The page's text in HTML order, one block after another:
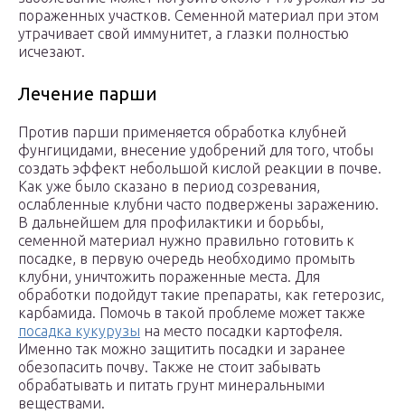
пораженных участков. Семенной материал при этом
утрачивает свой иммунитет, а глазки полностью
исчезают.
Лечение парши
Против парши применяется обработка клубней
фунгицидами, внесение удобрений для того, чтобы
создать эффект небольшой кислой реакции в почве.
Как уже было сказано в период созревания,
ослабленные клубни часто подвержены заражению.
В дальнейшем для профилактики и борьбы,
семенной материал нужно правильно готовить к
посадке, в первую очередь необходимо промыть
клубни, уничтожить пораженные места. Для
обработки подойдут такие препараты, как гетерозис,
карбамида. Помочь в такой проблеме может также
посадка кукурузы на место посадки картофеля.
Именно так можно защитить посадки и заранее
обезопасить почву. Также не стоит забывать
обрабатывать и питать грунт минеральными
веществами.